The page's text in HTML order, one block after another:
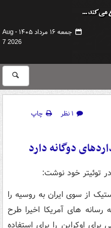
جمعه ۱۶ مرداد ۱۴۰۵ -
Aug
7 2026
۱ نظر
چاپ
دوگانه دارد
در توئیتر خود نوشت:
از سوی ایران به روسیه را
رسانه های آمریکا اخیرا طرح
اوکراین را برای استفاده